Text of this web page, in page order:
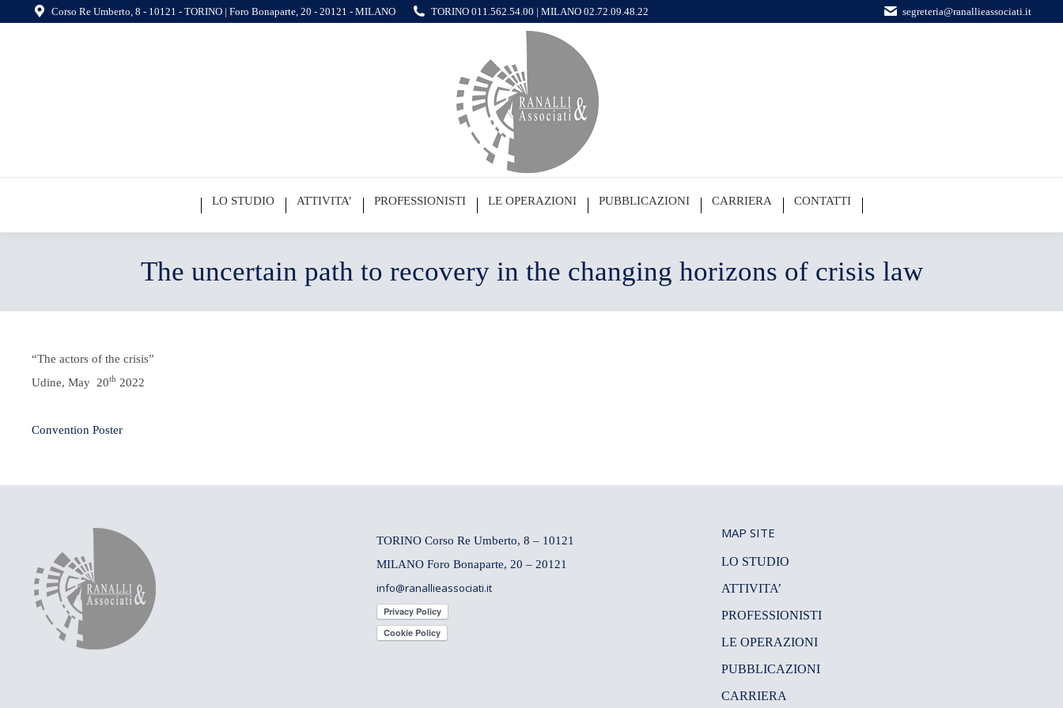
Corso Re Umberto, 8 - 10121 - TORINO | Foro Bonaparte, 20 - 20121 - MILANO TORINO 011.562.54.00 | MILANO 02.72.09.48.22 segreteria@ranallieassociati.it
LO STUDIO ATTIVITA’ PROFESSIONISTI LE OPERAZIONI PUBBLICAZIONI CARRIERA CONTATTI
The uncertain path to recovery in the changing horizons of crisis law
“The actors of the crisis”
Udine, May 20th 2022
Convention Poster
TORINO Corso Re Umberto, 8 – 10121
MILANO Foro Bonaparte, 20 – 20121
info@ranallieassociati.it
MAP SITE
LO STUDIO
ATTIVITA’
PROFESSIONISTI
LE OPERAZIONI
PUBBLICAZIONI
CARRIERA